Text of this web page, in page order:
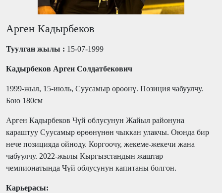
Арген Кадырбеков
Туулган жылы : 15-07-1999
Кадырбеков Арген Солдатбекович
1999-жыл, 15-июль, Суусамыр өрөөнү. Позиция чабуулчу.
Бою 180см
Арген Кадырбеков Чүй облусунун Жайыл районуна
караштуу Суусамыр өрөөнүнөн чыккан улакчы. Оюнда бир
нече позицияда ойноду. Коргоочу, жекеме-жекечи жана
чабуулчу. 2022-жылы Кыргызстандын жаштар
чемпионатында Чүй облусунун капитаны болгон.
Карьерасы: